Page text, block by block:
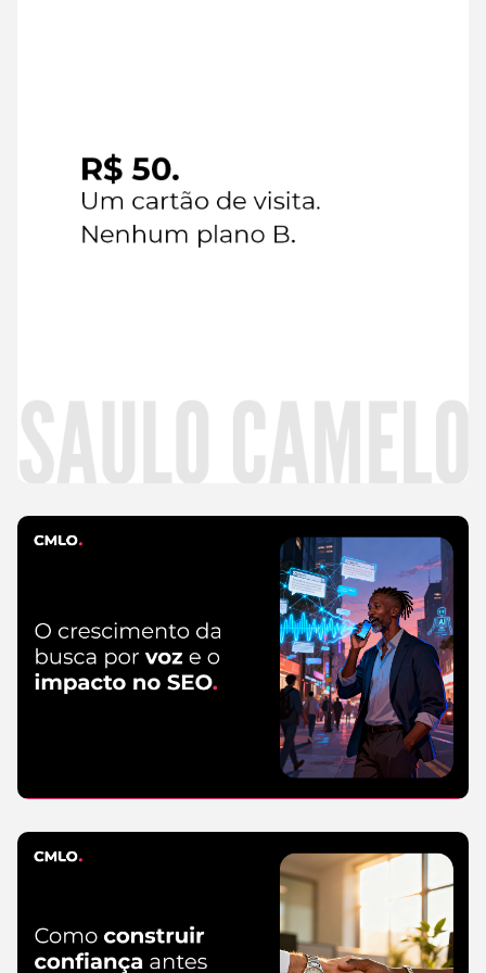
leyendo
CMLO Do Zero
SEO
5 de agosto
de 2026